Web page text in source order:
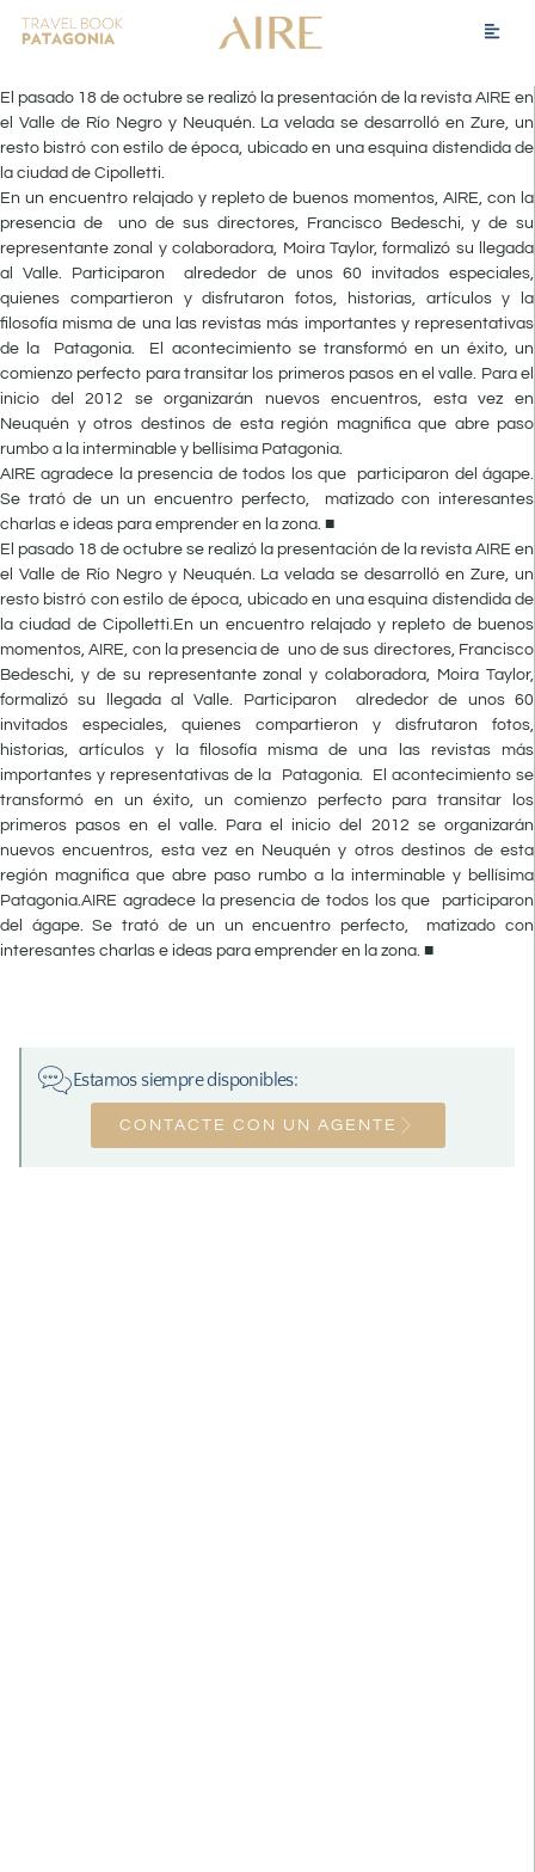
El pasado 18 de octubre se realizó la presentación de la revista AIRE en
el Valle de Río Negro y Neuquén. La velada se desarrolló en Zure, un
resto bistró con estilo de época, ubicado en una esquina distendida de
la ciudad de Cipolletti.
En un encuentro relajado y repleto de buenos momentos, AIRE, con la
presencia de uno de sus directores, Francisco Bedeschi, y de su
representante zonal y colaboradora, Moira Taylor, formalizó su llegada
al Valle. Participaron alrededor de unos 60 invitados especiales,
quienes compartieron y disfrutaron fotos, historias, artículos y la
filosofía misma de una las revistas más importantes y representativas
de la Patagonia. El acontecimiento se transformó en un éxito, un
comienzo perfecto para transitar los primeros pasos en el valle. Para el
inicio del 2012 se organizarán nuevos encuentros, esta vez en
Neuquén y otros destinos de esta región magnifica que abre paso
rumbo a la interminable y bellísima Patagonia.
AIRE agradece la presencia de todos los que participaron del ágape.
Se trató de un un encuentro perfecto, matizado con interesantes
charlas e ideas para emprender en la zona. ■
El pasado 18 de octubre se realizó la presentación de la revista AIRE en
el Valle de Río Negro y Neuquén. La velada se desarrolló en Zure, un
resto bistró con estilo de época, ubicado en una esquina distendida de
la ciudad de Cipolletti.En un encuentro relajado y repleto de buenos
momentos, AIRE, con la presencia de uno de sus directores, Francisco
Bedeschi, y de su representante zonal y colaboradora, Moira Taylor,
formalizó su llegada al Valle. Participaron alrededor de unos 60
invitados especiales, quienes compartieron y disfrutaron fotos,
historias, artículos y la filosofía misma de una las revistas más
importantes y representativas de la Patagonia. El acontecimiento se
transformó en un éxito, un comienzo perfecto para transitar los
primeros pasos en el valle. Para el inicio del 2012 se organizarán
nuevos encuentros, esta vez en Neuquén y otros destinos de esta
región magnifica que abre paso rumbo a la interminable y bellísima
Patagonia.AIRE agradece la presencia de todos los que participaron
del ágape. Se trató de un un encuentro perfecto, matizado con
interesantes charlas e ideas para emprender en la zona. ■
Estamos siempre disponibles:
CONTACTE CON UN AGENTE